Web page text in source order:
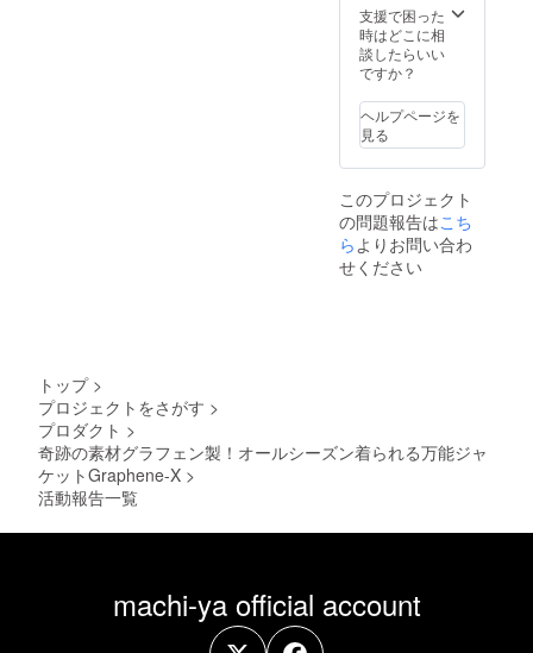
かった
ります
ので、
予めご
了承下
・受け
取らな
かった
・入力
所に誤
りが
あった
・住所
際は、
着払い
での配
送とな
ので、
予めご
了承下
さい。
取らな
かった
・入力
した住
所に誤
絡しな
かじめ
ご了承
くださ
い。 ※
送料・
消費税
込です
※配送時
2020年
2月予定
・一部
のデザ
イン、
ます。
ご了承
により
再配送
支援で困った
時はどこに相
談したらいい
ですか？
ヘルプページを
見る
このプロジェクト
の問題報告はこち
らよりお問い合わ
せください
トップ >
プロジェクトをさがす >
プロダクト >
奇跡の素材グラフェン製！オールシーズン着られる万能ジャ
ケットGraphene-X >
活動報告一覧
machi-ya official account